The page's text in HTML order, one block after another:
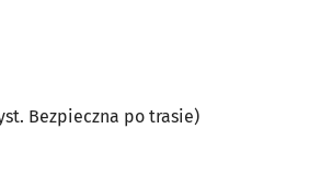
Bezpieczna po trasie)